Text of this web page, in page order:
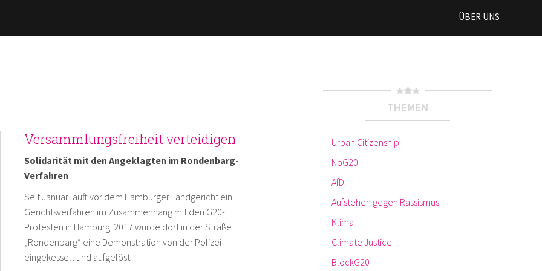
Inhalt
ÜBER UNS
Versammlungsfreiheit verteidigen
Solidarität mit den Angeklagten im Rondenbarg-
Verfahren
Seit Januar läuft vor dem Hamburger Landgericht ein
Gerichtsverfahren im Zusammenhang mit den G20-
Protesten in Hamburg. 2017 wurde dort in der Straße
„Rondenbarg“ eine Demonstration von der Polizei
eingekesselt und aufgelöst.
THEMEN
Urban Citizenship
NoG20
AfD
Aufstehen gegen Rassismus
Klima
Climate Justice
BlockG20